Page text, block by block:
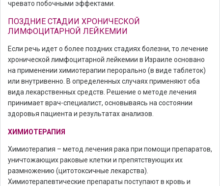
чревато побочными эффектами.
ПОЗДНИЕ СТАДИИ ХРОНИЧЕСКОЙ
ЛИМФОЦИТАРНОЙ ЛЕЙКЕМИИ
Если речь идет о более поздних стадиях болезни, то лечение
хронической лимфоцитарной лейкемии в Израиле основано
на применении химиотерапии перорально (в виде таблеток)
или внутривенно. В определенных случаях применяют оба
вида лекарственных средств. Решение о методе лечения
принимает врач-специалист, основываясь на состоянии
здоровья пациента и результатах анализов.
ХИМИОТЕРАПИЯ
Химиотерапия – метод лечения рака при помощи препаратов,
уничтожающих раковые клетки и препятствующих их
размножению (цитотоксичные лекарства).
Химиотерапевтические препараты поступают в кровь и